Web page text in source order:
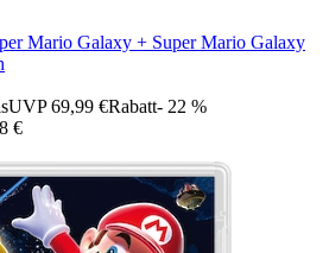
Mario Galaxy + Super Mario Galaxy
UVP 69,99 €Rabatt- 22 %
€